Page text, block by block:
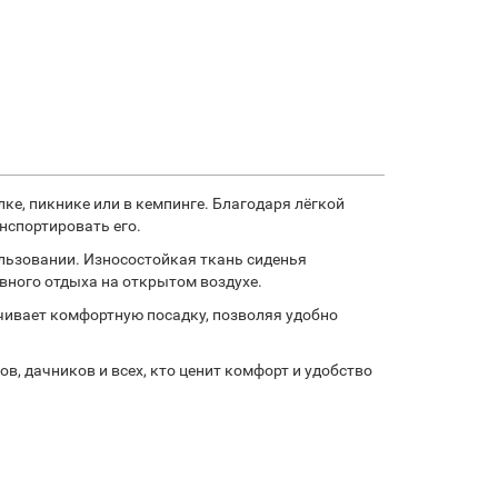
пикнике или в кемпинге. Благодаря лёгкой
его.
Износостойкая ткань сиденья
отдыха на открытом воздухе.
комфортную посадку, позволяя удобно
дачников и всех, кто ценит комфорт и удобство